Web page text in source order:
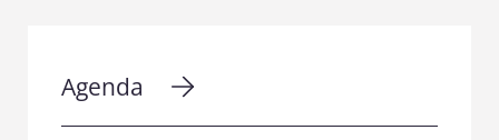
Agenda